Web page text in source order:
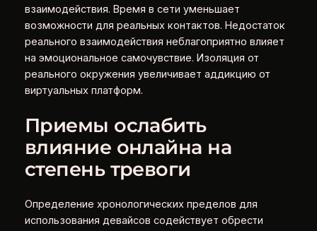
взаимодействия. Время в сети уменьшает
возможности для реальных контактов. Недостаток
реального взаимодействия неблагоприятно влияет
на эмоциональное самочувствие. Изоляция от
реального окружения увеличивает аддикцию от
виртуальных платформ.
Приемы ослабить
влияние онлайна на
степень тревоги
Определение хронологических пределов для
использования девайсов содействует обрести